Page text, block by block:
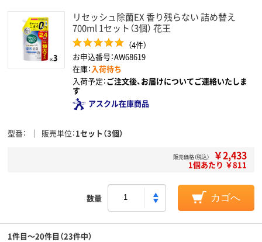
リセッシュ除菌EX 香り残らない 詰め替え
700ml 1セット（3個） 花王
（4件）
お申込番号：AW68619
在庫： 入荷待ち
入荷予定：ご注文後、お届けについてご連絡いたしま
す
アスクル在庫商品
型番 販売単位 1セット（3個）
販売価格（税込） ￥2,433
1個あたり ￥811
数量 カゴへ
1件目～20件目（23件中）